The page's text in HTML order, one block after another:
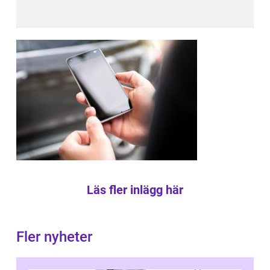
Läs fler inlägg här
Fler nyheter